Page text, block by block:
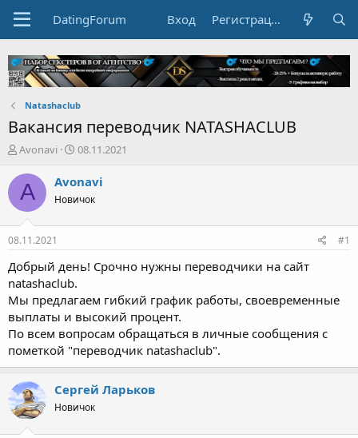
DatingForum Вход Регистрация
Natashaclub
Вакансия переводчик NATASHACLUB
А
в
т
о
р
т
е
м
ы
Avonavi
Д
а
т
н
а
а
08.11.2021
A Новичок
08.11.2021
Добрый день! Срочно нужны переводчики на сайт
natashaclub.
Мы предлагаем гибкий график работы, своевременные
выплаты и высокий процент.
По всем вопросам обращаться в личные сообщения с
пометкой "переводчик natashaclub".
Cергей Ларьков
Новичок
21.11.2022